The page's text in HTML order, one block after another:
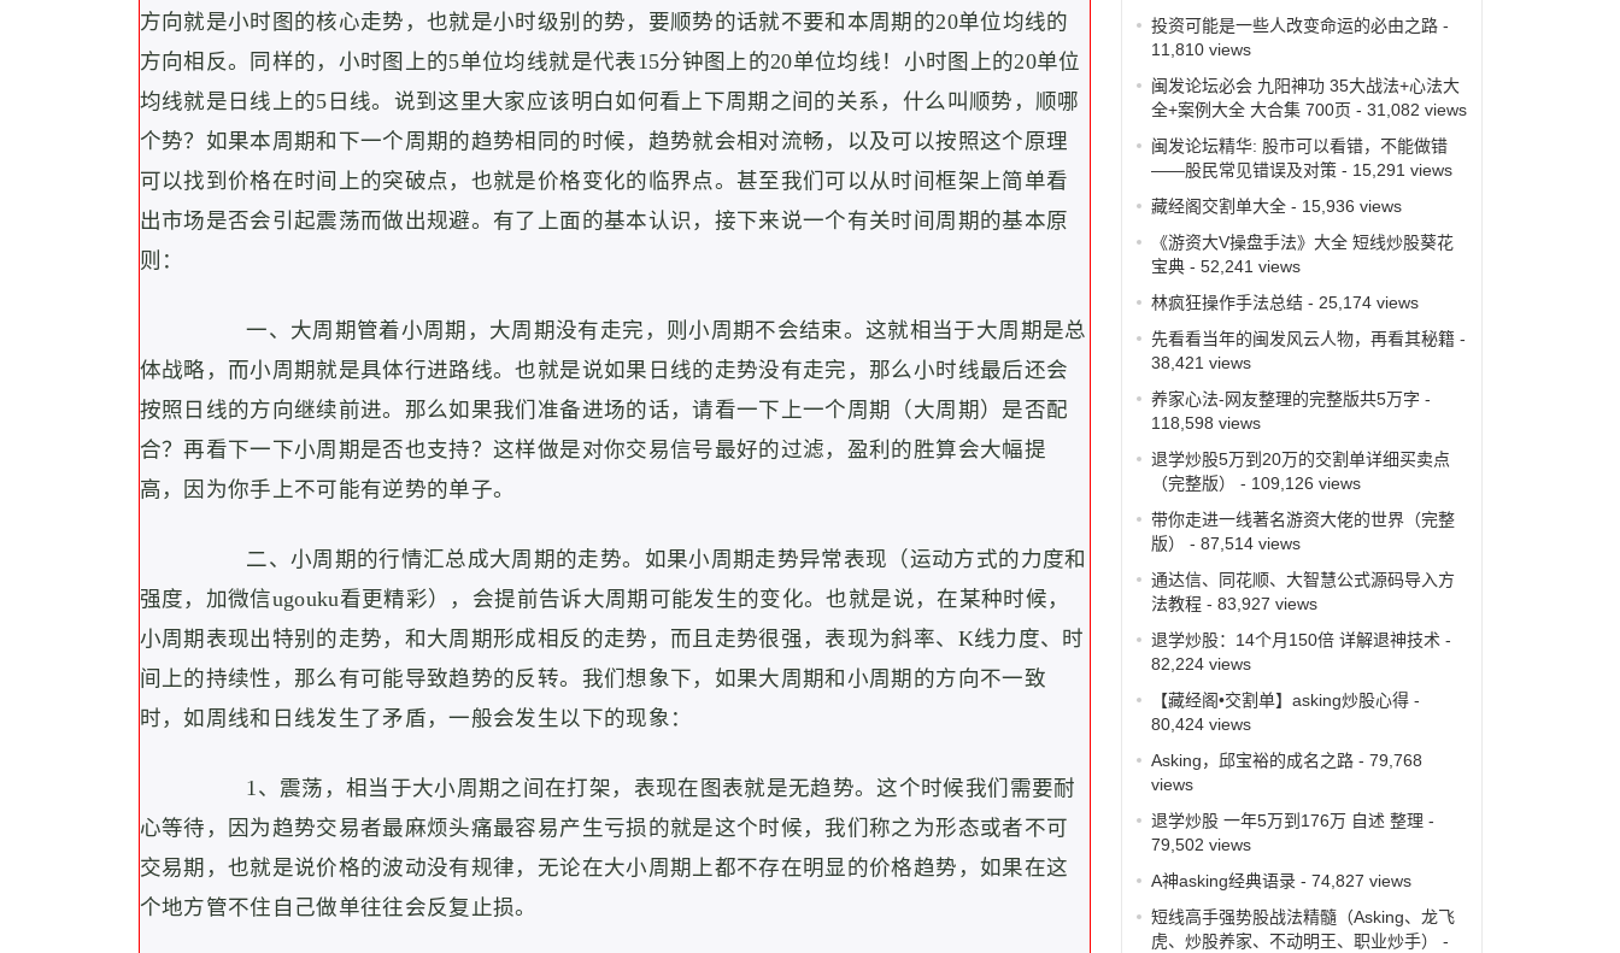
方向就是小时图的核心走势，也就是小时级别的势， 要顺势的话就不要和本周期的20单位均线的
方向相反。
同样的，小时图上的5单位均线就是代表15分钟图上的20单位均线！小时图上的20单位
均线就是日线上的5日线。说到这里大家应该明白如何看上下周期之间的关系，什么叫顺势，顺哪
个势？如果本周期和下一个周期的趋势相同的时候，趋势就会相对流畅，以及可以按照这个原理
可以找到价格在时间上的突破点，也就是价格变化的临界点。甚至我们可以从时间框架上简单看
出市场是否会引起震荡而做出规避。有了上面的基本认识，接下来说一个有关时间周期的基本原
则：
一、大周期管着小周期，大周期没有走完，则小周期不会结束。这就相当于大周期是总
体战略，而小周期就是具体行进路线。也就是说如果日线的走势没有走完，那么小时线最后还会
按照日线的方向继续前进。那么如果我们准备进场的话，请看一下上一个周期（大周期）是否配
合？再看下一下小周期是否也支持？这样做是对你交易信号最好的过滤，盈利的胜算会大幅提
高，因为你手上不可能有逆势的单子。
二、小周期的行情汇总成大周期的走势。 如果小周期走势异常表现（运动方式的力度和
强度，加微信ugouku看更精彩），会提前告诉大周期可能发生的变化。也就是说，在某种时候，
小周期表现出特别的走势，和大周期形成相反的走势，而且走势很强，表现为斜率、K线力度、时
间上的持续性，那么有可能导致趋势的反转。我们想象下，如果大周期和小周期的方向不一致
时，如周线和日线发生了矛盾，一般会发生以下的现象：
1、震荡，相当于大小周期之间在打架，表现在图表就是无趋势。这个时候我们需要耐
心等待，因为趋势交易者最麻烦头痛最容易产生亏损的就是这个时候，我们称之为形态或者不可
交易期，也就是说价格的波动没有规律，无论在大小周期上都不存在明显的价格趋势，如果在这
个地方管不住自己做单往往会反复止损。
投资可能是一些人改变命运的必由之路-
11,810 views
闽发论坛必会 九阳神功 35大战法+心法大
全+案例大全 大合集 700页 - 31,082 views
闽发论坛精华: 股市可以看错，不能做错
——股民常见错误及对策- 15,291 views
藏经阁交割单大全- 15,936 views
《游资大V操盘手法》大全 短线炒股葵花
宝典- 52,241 views
林疯狂操作手法总结- 25,174 views
先看看当年的闽发风云人物，再看其秘籍-
38,421 views
养家心法-网友整理的完整版共5万字 -
118,598 views
退学炒股5万到20万的交割单详细买卖点
（完整版）
- 109,126 views
带你走进一线著名游资大佬的世界（完整
版）
- 87,514 views
通达信、同花顺、大智慧公式源码导入方
法教程- 83,927 views
退学炒股：14个月150倍 详解退神技术 -
82,224 views
【藏经阁•交割单】asking炒股心得-
80,424 views
Asking，邱宝裕的成名之路- 79,768
views
退学炒股 一年5万到176万 自述 整理 -
79,502 views
A神asking经典语录- 74,827 views
短线高手强势股战法精髓（Asking、龙飞
虎、炒股养家、不动明王、职业炒手）
-